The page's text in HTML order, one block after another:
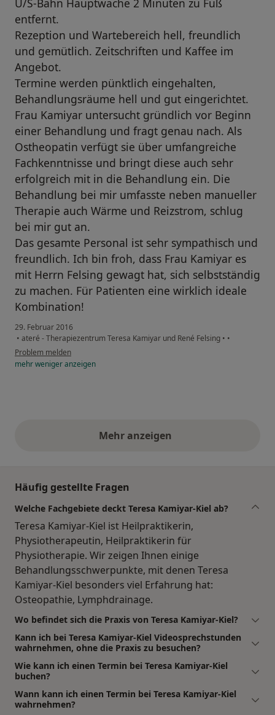
U/S-Bahn Hauptwache 2 Minuten zu Fuß
entfernt.
Rezeption und Wartebereich hell, freundlich
und gemütlich. Zeitschriften und Kaffee im
Angebot.
Termine werden pünktlich eingehalten,
Behandlungsräume hell und gut eingerichtet.
Frau Kamiyar untersucht gründlich vor Beginn
einer Behandlung und fragt genau nach. Als
Ostheopatin verfügt sie über umfangreiche
Fachkenntnisse und bringt diese auch sehr
erfolgreich mit in die Behandlung ein. Die
Behandlung bei mir umfasste neben manueller
Therapie auch Wärme und Reizstrom, schlug
bei mir gut an.
Das gesamte Personal ist sehr sympathisch und
freundlich. Ich bin froh, dass Frau Kamiyar es
mit Herrn Felsing gewagt hat, sich selbstständig
zu machen. Für Patienten eine wirklich ideale
Kombination!
29. Februar 2016
• ateré - Therapiezentrum Teresa Kamiyar und René Felsing • •
Problem melden
mehrwenigeranzeigen
Mehr anzeigenobige Stellungnahmen
Häufig gestellte Fragen
Welche Fachgebiete deckt Teresa Kamiyar-Kiel ab?
Teresa Kamiyar-Kiel ist Heilpraktikerin,
Physiotherapeutin, Heilpraktikerin für
Physiotherapie. Wir zeigen Ihnen einige
Behandlungsschwerpunkte, mit denen Teresa
Kamiyar-Kiel besonders viel Erfahrung hat:
Osteopathie, Lymphdrainage.
Wo befindet sich die Praxis von Teresa Kamiyar-Kiel?
Kann ich bei Teresa Kamiyar-Kiel Videosprechstunden
wahrnehmen, ohne die Praxis zu besuchen?
Wie kann ich einen Termin bei Teresa Kamiyar-Kiel
buchen?
Wann kann ich einen Termin bei Teresa Kamiyar-Kiel
wahrnehmen?